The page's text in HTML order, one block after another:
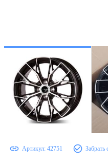
Артикул: 42751 Забрать